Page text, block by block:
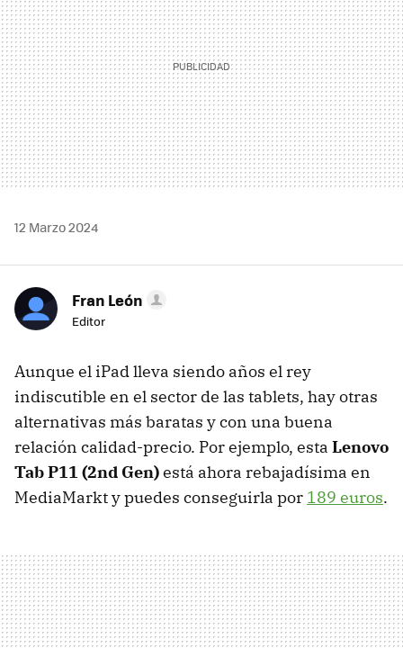
12 Marzo 2024
Fran León
Editor
Aunque el iPad lleva siendo años el rey
indiscutible en el sector de las tablets, hay otras
alternativas más baratas y con una buena
relación calidad-precio. Por ejemplo, esta Lenovo
Tab P11 (2nd Gen)está ahora rebajadísima en
MediaMarkt y puedes conseguirla por 189 euros.